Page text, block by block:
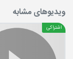
ویدیوهای مشابه
اشتراکی